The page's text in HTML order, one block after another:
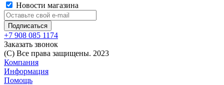
Новости магазина
+7 908 085 1174
Заказать звонок
(C) Все права защищены. 2023
Компания
Информация
Помощь